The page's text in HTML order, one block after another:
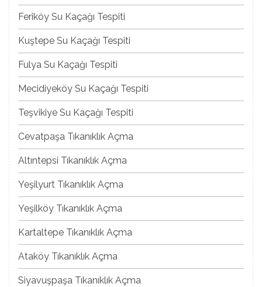
Feriköy Su Kaçağı Tespiti
Kuştepe Su Kaçağı Tespiti
Fulya Su Kaçağı Tespiti
Mecidiyeköy Su Kaçağı Tespiti
Teşvikiye Su Kaçağı Tespiti
Cevatpaşa Tıkanıklık Açma
Altıntepsi Tıkanıklık Açma
Yeşilyurt Tıkanıklık Açma
Yeşilköy Tıkanıklık Açma
Kartaltepe Tıkanıklık Açma
Ataköy Tıkanıklık Açma
Siyavuşpaşa Tıkanıklık Açma